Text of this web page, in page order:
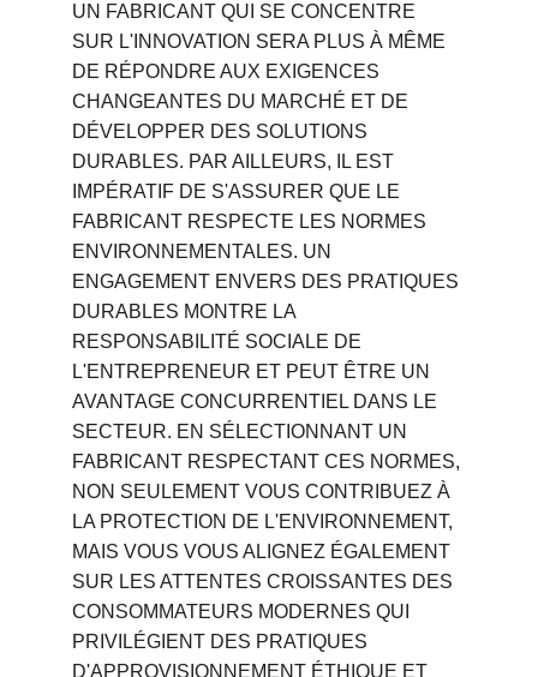
UN FABRICANT QUI SE CONCENTRE
SUR L'INNOVATION SERA PLUS À MÊME
DE RÉPONDRE AUX EXIGENCES
CHANGEANTES DU MARCHÉ ET DE
DÉVELOPPER DES SOLUTIONS
DURABLES. PAR AILLEURS, IL EST
IMPÉRATIF DE S'ASSURER QUE LE
FABRICANT RESPECTE LES NORMES
ENVIRONNEMENTALES. UN
ENGAGEMENT ENVERS DES PRATIQUES
DURABLES MONTRE LA
RESPONSABILITÉ SOCIALE DE
L'ENTREPRENEUR ET PEUT ÊTRE UN
AVANTAGE CONCURRENTIEL DANS LE
SECTEUR. EN SÉLECTIONNANT UN
FABRICANT RESPECTANT CES NORMES,
NON SEULEMENT VOUS CONTRIBUEZ À
LA PROTECTION DE L'ENVIRONNEMENT,
MAIS VOUS VOUS ALIGNEZ ÉGALEMENT
SUR LES ATTENTES CROISSANTES DES
CONSOMMATEURS MODERNES QUI
PRIVILÉGIENT DES PRATIQUES
D'APPROVISIONNEMENT ÉTHIQUE ET